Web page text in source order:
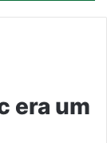
era um